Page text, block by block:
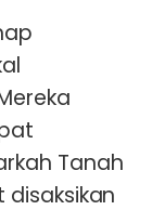
Tanah